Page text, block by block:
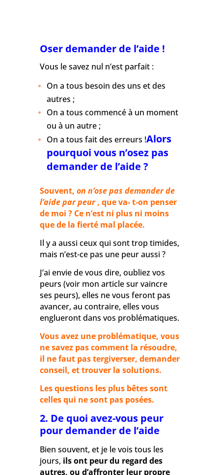
Oser demander de l’aide !
Vous le savez nul n’est parfait :
On a tous besoin des uns et des
autres ;
On a tous commencé à un moment
ou à un autre ;
On a tous fait des erreurs !Alors
pourquoi vous n’osez pas
demander de l’aide ?
Souvent, on n’ose pas demander de
l’aide par peur, que va- t-on penser
de moi ? Ce n’est ni plus ni moins
que de la fierté mal placée.
Il y a aussi ceux qui sont trop timides,
mais n’est-ce pas une peur aussi ?
J’ai envie de vous dire, oubliez vos
peurs (voir mon article sur vaincre
ses peurs), elles ne vous feront pas
avancer, au contraire, elles vous
englueront dans vos problématiques.
Vous avez une problématique, vous
ne savez pas comment la résoudre,
il ne faut pas tergiverser, demander
conseil, et trouver la solutions.
Les questions les plus bêtes sont
celles qui ne sont pas posées.
2. De quoi avez-vous peur
pour demander de l’aide
Bien souvent, et je le vois tous les
jours, ils ont peur du regard des
autres, ou d’affronter leur propre